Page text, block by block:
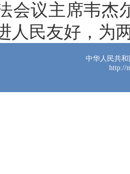
会议主席韦杰
人民友好，为
中华人民共
http://